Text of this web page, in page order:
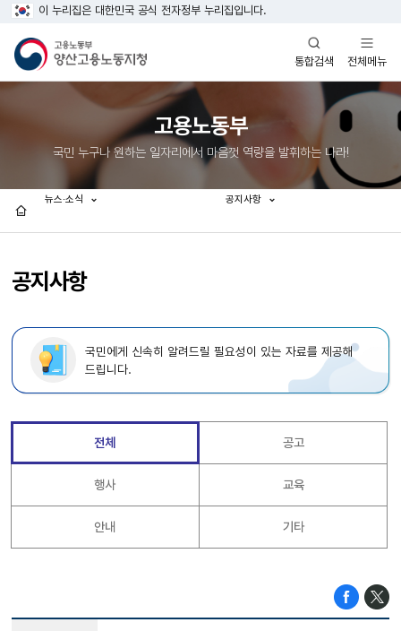
이 누리집은 대한민국 공식 전자정부 누리집입니다.
통합검색
열기
전체메뉴
열기
고용노동부
국민 누구나 원하는 일자리에서 마음껏 역량을 발휘하는 나라!
공지사항
뉴스·소식 공지사항
국민에게 신속히 알려드릴 필요성이 있는 자료를 제공해
드립니다.
전체 공고
행사 교육
안내 기타